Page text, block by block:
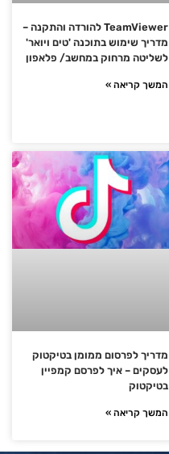
TeamViewer להורדה והתקנה –
מדריך שימוש בתוכנה 'טים ויואר'
לשליטה מרחוק במחשב/ פלאפון
המשך קריאה »
מדריך לפרסום ממומן בטיקטוק
לעסקים – איך לפרסם קמפיין
בטיקטוק
המשך קריאה »